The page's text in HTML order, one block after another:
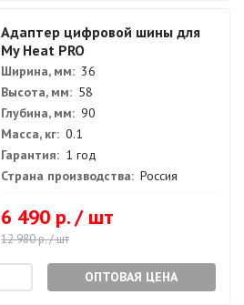
Адаптер цифровой шины для
My Heat PRO
Ширина, мм: 36
Высота, мм: 58
Глубина, мм: 90
Масса, кг: 0.1
Гарантия: 1 год
Страна производства: Россия
6 490 р. / шт
12 980 р. / шт
ОПТОВАЯ ЦЕНА